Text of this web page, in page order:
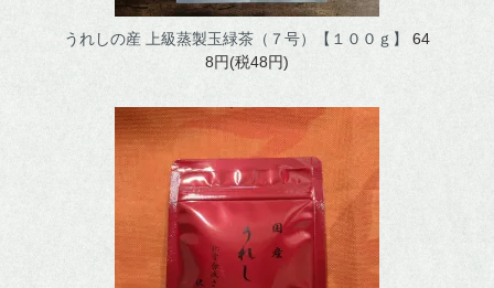
うれしの産 上級蒸製玉緑茶（７号）【１００ｇ】
64
8円(税48円)